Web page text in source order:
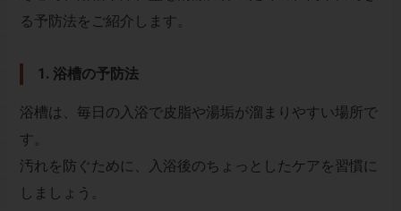
る予防法をご紹介します。
1. 浴槽の予防法
浴槽は、毎日の入浴で皮脂や湯垢が溜まりやすい場所で
す。
汚れを防ぐために、入浴後のちょっとしたケアを習慣に
しましょう。